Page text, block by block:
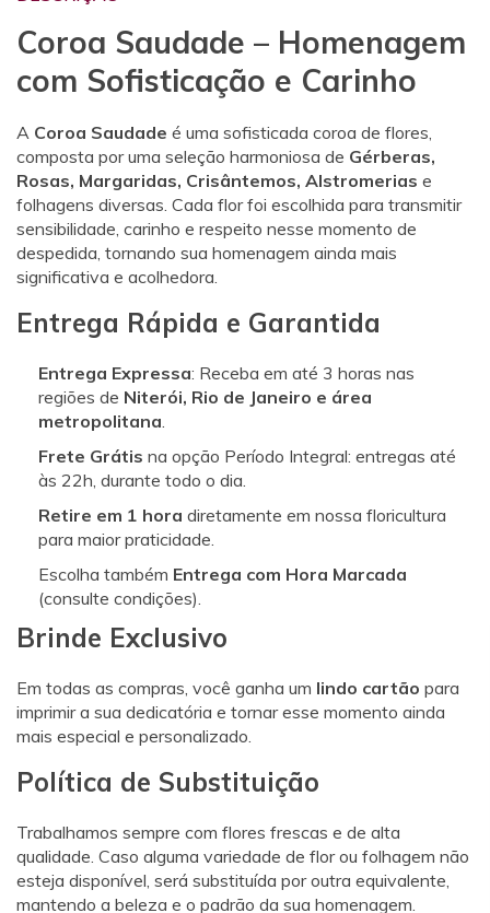
Coroa Saudade – Homenagem
com Sofisticação e Carinho
A Coroa Saudade é uma sofisticada coroa de flores,
composta por uma seleção harmoniosa de Gérberas,
Rosas, Margaridas, Crisântemos, Alstromerias e
folhagens diversas. Cada flor foi escolhida para transmitir
sensibilidade, carinho e respeito nesse momento de
despedida, tornando sua homenagem ainda mais
significativa e acolhedora.
Entrega Rápida e Garantida
Entrega Expressa: Receba em até 3 horas nas
regiões de Niterói, Rio de Janeiro e área
metropolitana
Frete Grátis na opção Período Integral: entregas até
às 22h, durante todo o dia.
Retire em 1 hora diretamente em nossa floricultura
para maior praticidade.
Escolha também Entrega com Hora Marcada
(consulte condições).
Brinde Exclusivo
Em todas as compras, você ganha um lindo cartão para
imprimir a sua dedicatória e tornar esse momento ainda
mais especial e personalizado.
Política de Substituição
Trabalhamos sempre com flores frescas e de alta
qualidade. Caso alguma variedade de flor ou folhagem não
esteja disponível, será substituída por outra equivalente,
mantendo a beleza e o padrão da sua homenagem.